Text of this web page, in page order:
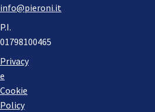
info@pieroni.it
P.I.
01798100465
Privacy
e
Cookie
Policy